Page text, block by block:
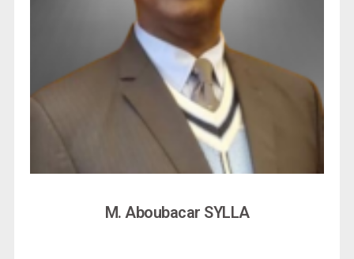
M. Aboubacar SYLLA